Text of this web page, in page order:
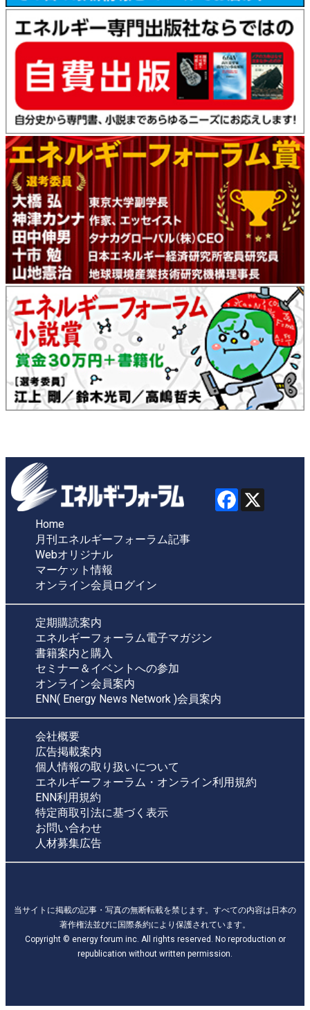
Home
月刊エネルギーフォーラム記事
Webオリジナル
マーケット情報
オンライン会員ログイン
定期購読案内
エネルギーフォーラム電子マガジン
書籍案内と購入
セミナー＆イベントへの参加
オンライン会員案内
ENN( Energy News Network )会員案内
会社概要
広告掲載案内
個人情報の取り扱いについて
エネルギーフォーラム・オンライン利用規約
ENN利用規約
特定商取引法に基づく表示
お問い合わせ
人材募集広告
当サイトに掲載の記事・写真の無断転載を禁じます。すべての内容は日本の
著作権法並びに国際条約により保護されています。
Copyright © energy forum inc. All rights reserved. No reproduction or
republication without written permission.